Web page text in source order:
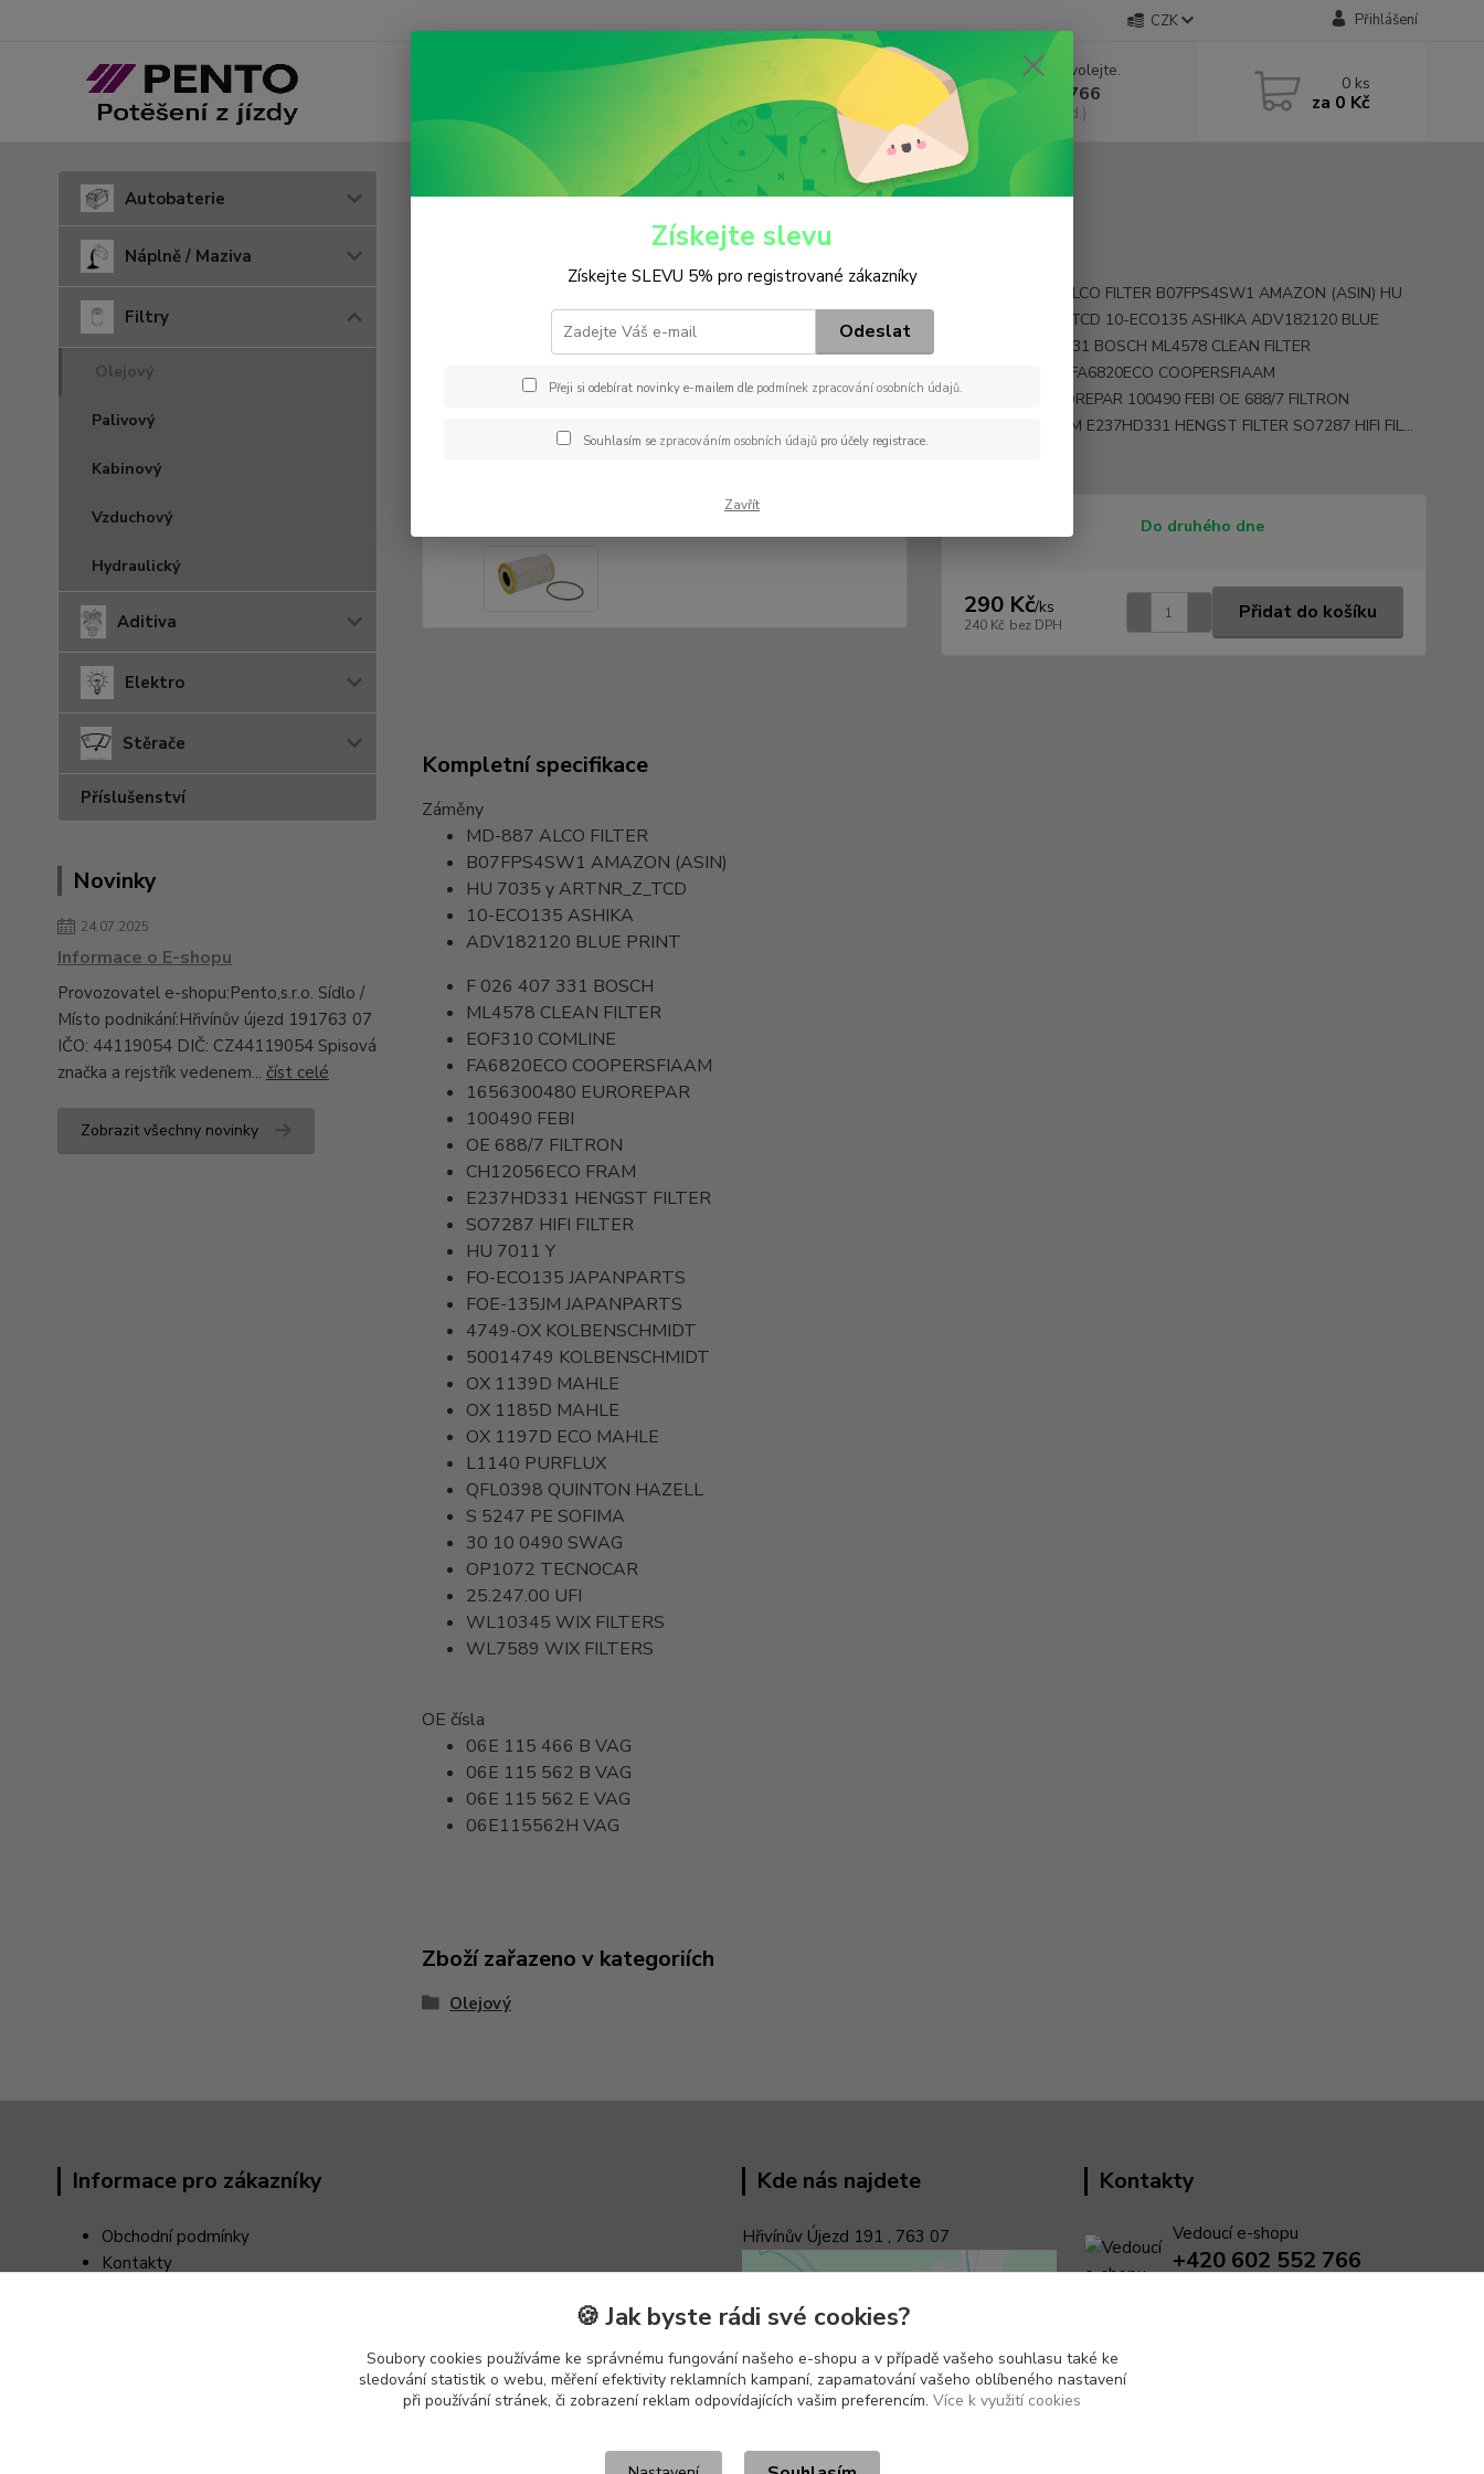
CZK Přihlášení
Nevíte si rady? Zavolejte.
+420 602 552 766
(Po-Pá, 6:30-15 hod.)
0 ks
za 0 Kč
Autobaterie
Náplně / Maziva
Filtry
Olejový
Palivový
Kabinový
Vzduchový
Hydraulický
Aditiva
Elektro
Stěrače
Příslušenství
Novinky
24.07.2025
Informace o E-shopu
Provozovatel e-shopu:Pento,s.r.o. Sídlo /
Místo podnikání:Hřivínův újezd 191763 07
IČO: 44119054 DIČ: CZ44119054 Spisová
značka a rejstřík vedenem... číst celé
Zobrazit všechny novinky
Olejový HU 7035 y
Záměny MD-887 ALCO FILTER B07FPS4SW1 AMAZON (ASIN) HU
7035 y ARTNR_Z_TCD 10-ECO135 ASHIKA ADV182120 BLUE
PRINT F 026 407 331 BOSCH ML4578 CLEAN FILTER
EOF310 COMLINE FA6820ECO COOPERSFIAAM
1656300480 EUROREPAR 100490 FEBI OE 688/7 FILTRON
CH12056ECO FRAM E237HD331 HENGST FILTER SO7287 HIFI FIL...
Do druhého dne
290 Kč/ks
240 Kč bez DPH
Přidat do košíku
Kompletní specifikace
Záměny
MD-887 ALCO FILTER
B07FPS4SW1 AMAZON (ASIN)
HU 7035 yARTNR_Z_TCD
10-ECO135 ASHIKA
ADV182120 BLUE PRINT
F 026 407 331 BOSCH
ML4578 CLEAN FILTER
EOF310 COMLINE
FA6820ECO COOPERSFIAAM
1656300480 EUROREPAR
100490 FEBI
OE 688/7 FILTRON
CH12056ECO FRAM
E237HD331 HENGST FILTER
SO7287 HIFI FILTER
HU 7011 Y
FO-ECO135 JAPANPARTS
FOE-135JM JAPANPARTS
4749-OX KOLBENSCHMIDT
50014749 KOLBENSCHMIDT
OX 1139D MAHLE
OX 1185D MAHLE
OX 1197D ECO MAHLE
L1140 PURFLUX
QFL0398 QUINTON HAZELL
S 5247 PE SOFIMA
30 10 0490 SWAG
OP1072 TECNOCAR
25.247.00 UFI
WL10345 WIX FILTERS
WL7589 WIX FILTERS
OE čísla
06E 115 466 B VAG
06E 115 562 B VAG
06E 115 562 E VAG
06E115562H VAG
Zboží zařazeno v kategoriích
Olejový
Informace pro zákazníky
Obchodní podmínky
Kontakty
Kde nás najdete
Hřivínův Újezd 191 , 763 07
Kontakty
Vedoucí e-shopu
+420 602 552 766
Získejte slevu
Získejte SLEVU 5% pro registrované zákazníky
Odeslat
Přeji si odebírat novinky e-mailem dle podmínek zpracování osobních údajů.
Souhlasím se zpracováním osobních údajůpro účely registrace.
Zavřít
🍪 Jak byste rádi své cookies?
Soubory cookies používáme ke správnému fungování našeho e-shopu a v případě vašeho souhlasu také ke
sledování statistik o webu, měření efektivity reklamních kampaní, zapamatování vašeho oblíbeného nastavení
při používání stránek, či zobrazení reklam odpovídajících vašim preferencím. Více k využití cookies